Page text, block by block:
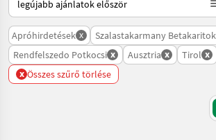
Apróhirdetések x Szalastakarmany Betakaritok
Rendfelszedo Potkocsi x Ausztria x Tirol x
x Összes szűrő törlése